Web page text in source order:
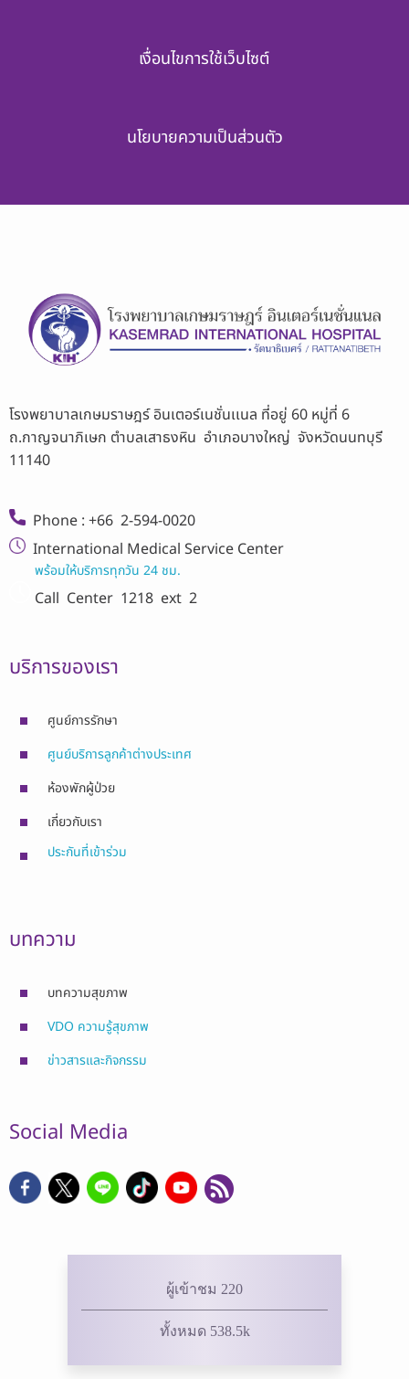
เงื่อนไขการใช้เว็บไซต์
นโยบายความเป็นส่วนตัว
โรงพยาบาลเกษมราษฎร์ อินเตอร์เนชั่นเเนล ที่อยู่ 60 หมู่ที่ 6
ถ.กาญจนาภิเษก ตำบลเสาธงหิน อำเภอบางใหญ่ จังหวัดนนทบุรี
11140
Phone : +66 2-594-0020
International Medical Service Center
พร้อมให้บริการทุกวัน 24 ชม.
Call Center 1218 ext 2
บริการของเรา
ศูนย์การรักษา
ศูนย์บริการลูกค้าต่างประเทศ
ห้องพักผู้ป่วย
เกี่ยวกับเรา
ประกันที่เข้าร่วม
บทความ
บทความสุขภาพ
VDO ความรู้สุขภาพ
ข่าวสารและกิจกรรม
Social Media
ผู้เข้าชม 220
ทั้งหมด 538.5k